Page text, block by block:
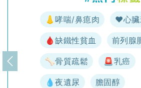
👃哮喘/鼻瘜肉 ♥️心臟
🩸缺鐵性貧血 前列腺
🦴骨質疏鬆 🚨乳癌
💧夜遺尿 膽固醇
上一頁